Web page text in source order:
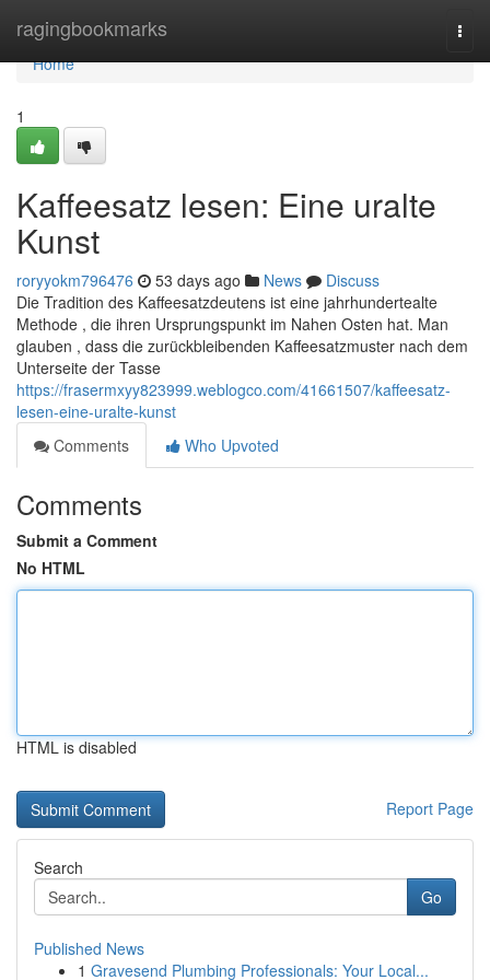
ragingbookmarks
Home
Home
1
Kaffeesatz lesen: Eine uralte
Kunst
roryyokm796476 53 days ago News
Discuss
Die Tradition des Kaffeesatzdeutens ist eine jahrhundertealte
Methode , die ihren Ursprungspunkt im Nahen Osten hat. Man
glauben , dass die zurückbleibenden Kaffeesatzmuster nach dem
Unterseite der Tasse
https://frasermxyy823999.weblogco.com/41661507/kaffeesatz-
lesen-eine-uralte-kunst
Comments
Who Upvoted
Comments
Submit a Comment
No HTML
HTML is disabled
Report Page
Search
Go
Published News
1 Gravesend Plumbing Professionals: Your Local...